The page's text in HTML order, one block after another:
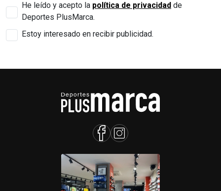
He leído y acepto la política de privacidad de
Deportes PlusMarca.
Estoy interesado en recibir publicidad.